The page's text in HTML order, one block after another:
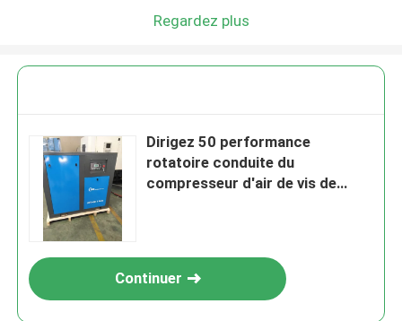
Regardez plus
Dirigez 50 performance
rotatoire conduite du
compresseur d'air de vis de
Continuer